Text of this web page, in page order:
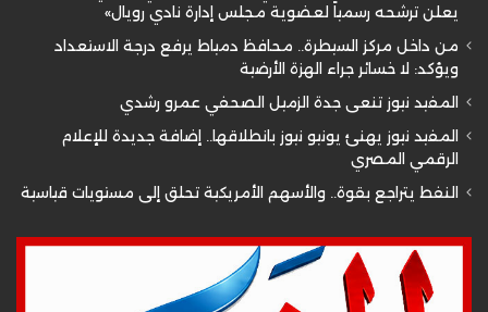
يعلن ترشحه رسمياً لعضوية مجلس إدارة نادي رويال»
من داخل مركز السيطرة.. محافظ دمياط يرفع درجة الاستعداد
ويؤكد: لا خسائر جراء الهزة الأرضية
المفيد نيوز تنعى جدة الزميل الصحفي عمرو رشدي
المفيد نيوز يهنئ يونيو نيوز بانطلاقها.. إضافة جديدة للإعلام
الرقمي المصري
النفط يتراجع بقوة.. والأسهم الأمريكية تحلق إلى مستويات قياسية